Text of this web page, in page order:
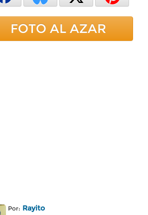
FOTO AL AZAR
Por: Rayito